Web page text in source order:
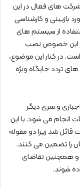
شرکت های فعال در این
بازبینی و کارشناسی
از سیستم های
در این خصوص نصب
در کنار این موضوع،
تردد جایگاه ویژه
و سری دیگر
انجام می شود. با این
شد زیرا دو مقوله
را تضمین می کنند.
و همچنین تقاضای
شوند.